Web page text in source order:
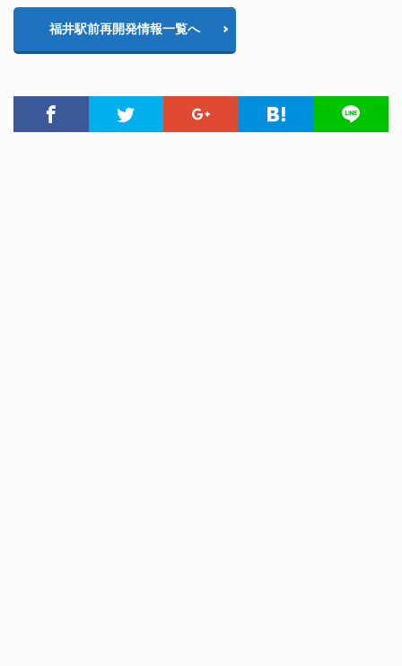
福井駅前再開発情報一覧へ